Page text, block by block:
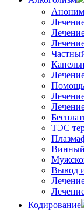
Помощь
ТЭС
Винный
Вывод
Кодирование